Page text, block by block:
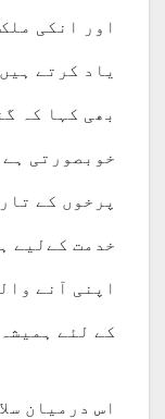
اور انکی
یاد کرتے
بھی کہا کہ
خوبصورتی ہے
پرخوں کے
خدمت کےلیے
اپنی آنے
کے لئے
اس درمیان